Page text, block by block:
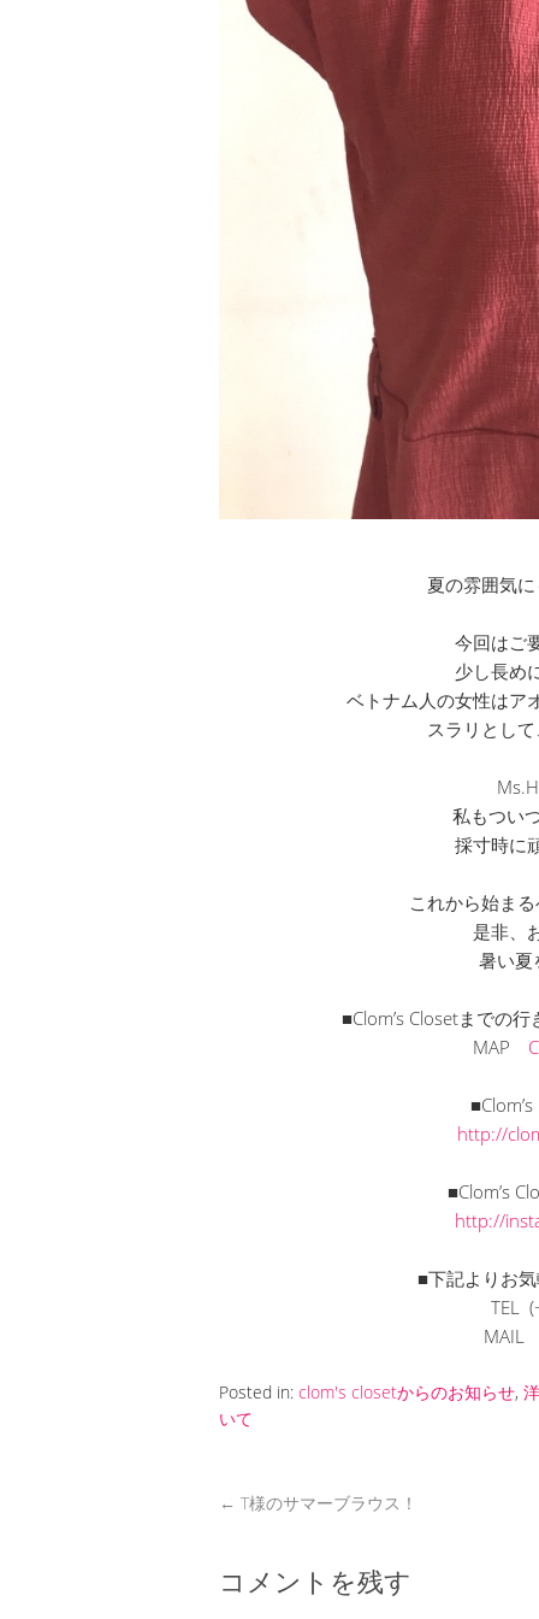
夏の雰囲気
今回はご
少し長め
ベトナム人の女性はア
スラリとし
私もつい
採寸時に
これから始ま
是非、
暑い夏
■Clom’s Closetまでの
MAP
http://
■Clom’s
http://
■下記よりお
TEL
Posted in: clom's closetからのお知らせ,
いて
← T様のサマーブラウス！
コメントを残す